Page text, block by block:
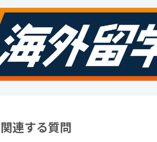
関連する質問